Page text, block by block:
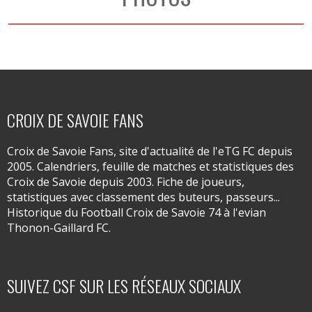
CROIX DE SAVOIE FANS
Croix de Savoie Fans, site d'actualité de l'eTG FC depuis
2005. Calendriers, feuille de matches et statistiques des
Croix de Savoie depuis 2003. Fiche de joueurs,
statistiques avec classement des buteurs, passeurs...
Historique du Football Croix de Savoie 74 à l'evian
Thonon-Gaillard FC.
SUIVEZ CSF SUR LES RÉSEAUX SOCIAUX